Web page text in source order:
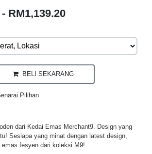
RM1,139.20
BELI SEKARANG
Pilihan
dari Kedai Emas Merchant9. Design yang
Sesiapa yang minat dengan latest design,
fesyen dari koleksi M9!